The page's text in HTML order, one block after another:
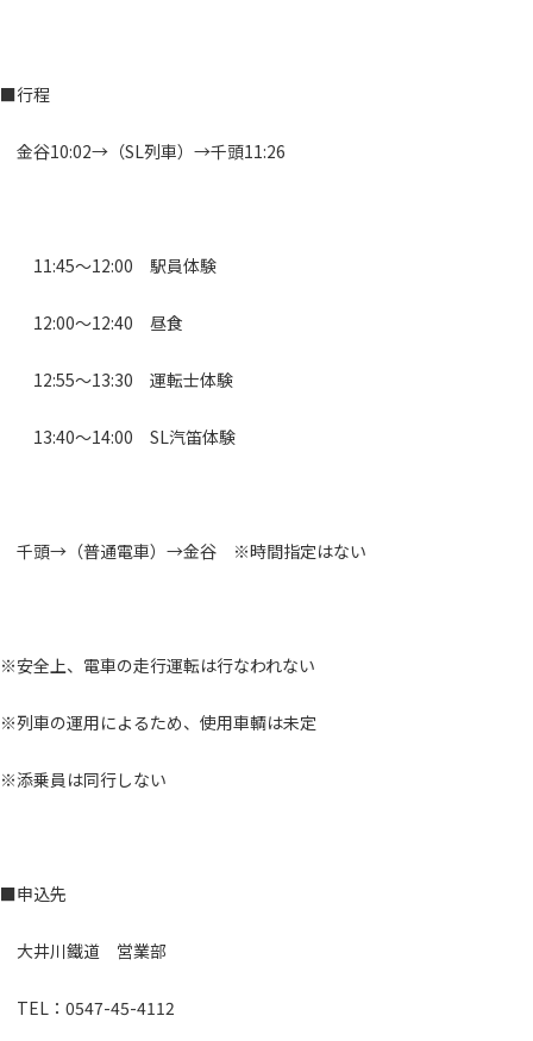
■行程
金谷10:02→（SL列車）→千頭11:26
11:45～12:00 駅員体験
12:00～12:40 昼食
12:55～13:30 運転士体験
13:40～14:00 SL汽笛体験
千頭→（普通電車）→金谷 ※時間指定はない
※安全上、電車の走行運転は行なわれない
※列車の運用によるため、使用車輌は未定
※添乗員は同行しない
■申込先
大井川鐵道 営業部
TEL：0547-45-4112